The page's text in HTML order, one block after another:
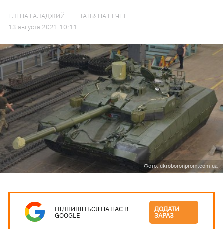
ЕЛЕНА ГАЛАДЖИЙ
ТАТЬЯНА НЕЧЕТ
13 августа 2021 10:11
Фото: ukroboronprom.com.ua
ПІДПИШІТЬСЯ НА НАС В
GOOGLE
ДОДАТИ
ЗАРАЗ